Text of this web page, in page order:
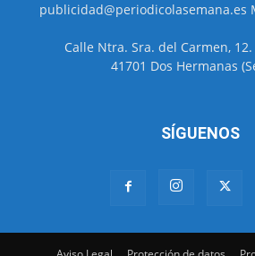
publicidad@periodicolasemana.es
Calle Ntra. Sra. del Carmen, 12.
41701 Dos Hermanas
SÍGUENOS